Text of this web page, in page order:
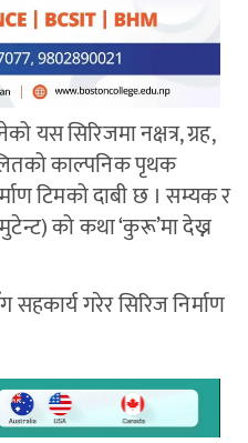
यस सिरिजमा नक्षत्र, ग्रह,
काल्पनिक पृथक
टिमको दाबी छ । सम्यक र
को कथा ‘कुरू’मा देख्न
गरेर सिरिज निर्माण